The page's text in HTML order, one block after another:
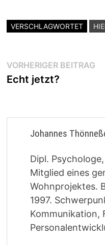
VERSCHLAGWORTET
VORHERIGER BEITRAG
Echt jetzt?
Johannes
Dipl.
Mitglied eines
Wohnprojektes.
1997.
Kommunikation,